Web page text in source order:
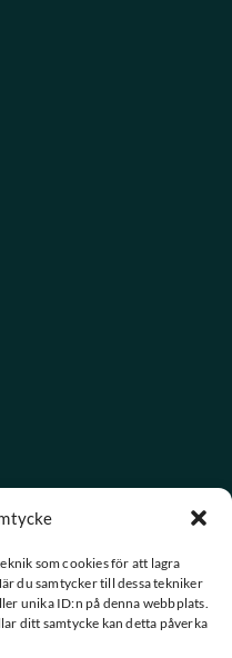
som cookies för att lagra
du samtycker till dessa tekniker
unika ID:n på denna webbplats.
ditt samtycke kan detta påverka